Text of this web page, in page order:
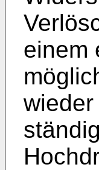
einem